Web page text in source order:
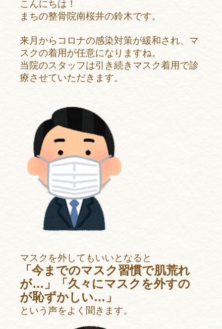
こんにちは！
まちの整骨院南桜井の鈴木です。
来月からコロナの感染対策が緩和され、マ
スクの着用が任意になりますね。
当院のスタッフは引き続きマスク着用で診
療させていただきます。
マスクを外してもいいとなると
「今までのマスク習慣で肌荒れ
が…」「久々にマスクを外すの
が恥ずかしい…」
という声をよく聞きます。